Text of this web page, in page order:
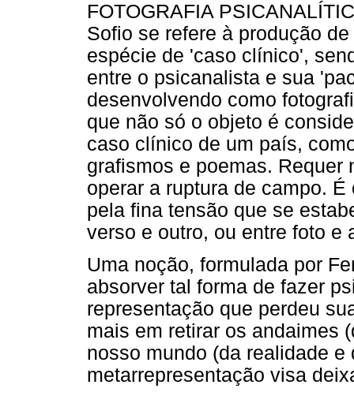
FOTOGRAFIA
Sofio se refere à produção
espécie de 'caso clínico',
entre o psicanalista e sua
desenvolvendo como
que não só o objeto é
caso clínico de um país,
grafismos e poemas. Requer
operar a ruptura de campo.
pela fina tensão que se
verso e outro, ou entre foto e
Uma noção, formulada por
absorver tal forma de fazer
representação que perdeu
mais em retirar os andaimes
nosso mundo (da realidade
metarrepresentação visa